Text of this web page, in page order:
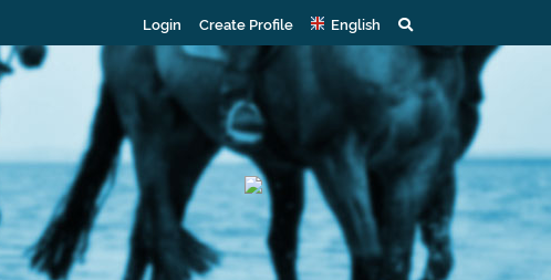
Login Create Profile English